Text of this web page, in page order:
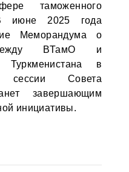
таможенного
В июне 2025 года
Меморандума о
между ВТамО и
Туркменистана в
сессии Совета
завершающим
инициативы.